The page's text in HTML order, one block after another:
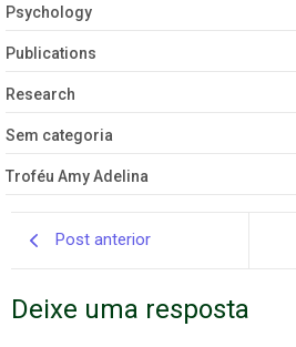
Psychology
Publications
Research
Sem categoria
Troféu Amy Adelina
Post anterior
Deixe uma resposta